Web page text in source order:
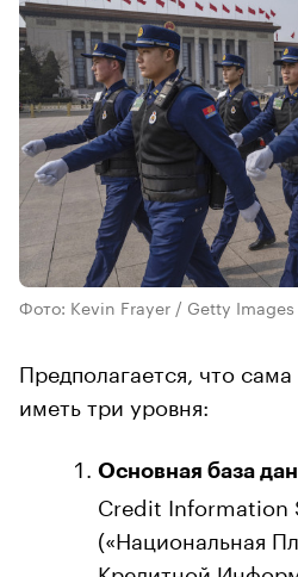
Фото: Kevin Frayer / Getty Images
Предполагается, что
иметь три уровня:
Основная база
Credit Information
(«Национальная